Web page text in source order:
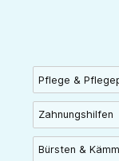
Pflege &
Zahnungshilfen
Bürsten &